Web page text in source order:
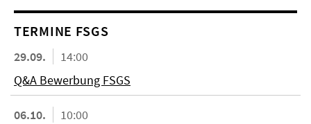
TERMINE FSGS
29.09.
14:00
Q&A Bewerbung FSGS
06.10.
10:00